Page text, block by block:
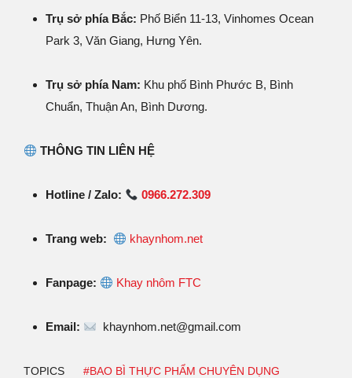
Trụ sở phía Bắc: Phố Biển 11-13, Vinhomes Ocean
Park 3, Văn Giang, Hưng Yên.
Trụ sở phía Nam: Khu phố Bình Phước B, Bình
Chuẩn, Thuận An, Bình Dương.
THÔNG TIN LIÊN HỆ
Hotline / Zalo: 0966.272.309
Trang web: khaynhom.net
Fanpage: Khay nhôm FTC
Email: khaynhom.net@gmail.com
TOPICS
#BAO BÌ THỰC PHẨM CHUYÊN DỤNG